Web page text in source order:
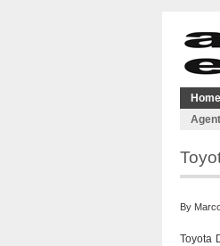
Home
By
Toyota